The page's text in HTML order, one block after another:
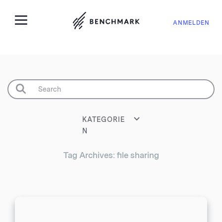
ANMELDEN
KATEGORIE
N
Tag Archives: file sharing